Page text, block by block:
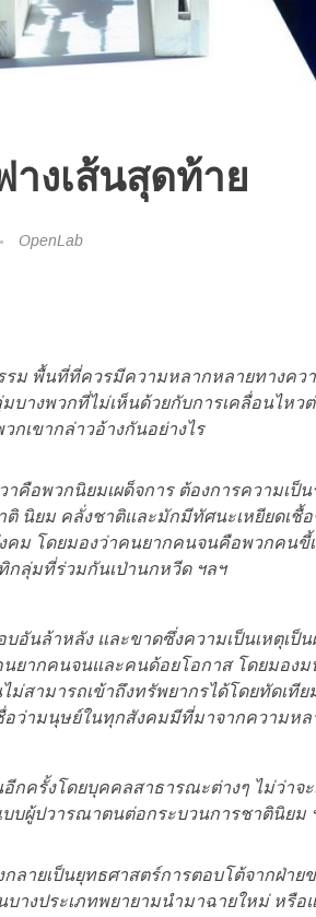
งเส้นสุดท้าย
OpenLab
ม พื้นที่ที่ควรมีความหลากหลายทางคว
างพวกที่ไม่เห็นด้วยกับการเคลื่อนไหว
กเขากล่าวอ้างกันอย่างไร
อพวกนิยมเผด็จการ ต้องการความเป็
ยม คลั่งชาติและมักมีทัศนะเหยียดเชื้อ
ม โดยมองว่าคนยากคนจนคือพวกคนขี้
กลุ่มที่ร่วมกันเป่านกหวีด ฯลฯ
อันล้าหลัง และขาดซึ่งความเป็นเหตุเป็
ยากคนจนและคนด้อยโอกาส โดยมอง
สามารถเข้าถึงทรัพยากรได้โดยทัดเที
ว่ามนุษย์ในทุกสังคมมีที่มาจากความหล
ครั้งโดยบุคคลสาธารณะต่างๆ ไม่ว่าจ
บผู้ปวารณาตนต่อกระบวนการชาตินิยม
ลายเป็นยุทธศาสตร์การตอบโต้จากฝ่า
างประเภทพยายามนำมาฉายใหม่ หรือ